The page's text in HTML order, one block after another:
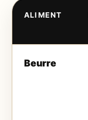
ALIMENT
Beurre